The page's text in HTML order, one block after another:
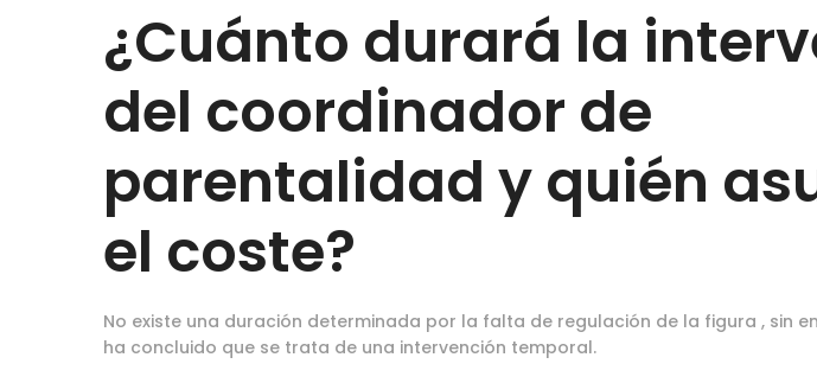
¿Cuánto durará la
del coordinador de
parentalidad y quién
el coste?
No existe una duración determinada por la falta de regulación de la figura , sin
ha concluido que se trata de una intervención temporal.